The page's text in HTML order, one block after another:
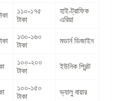
১১০-১৭৫
টাকা
হাই-ট্রাফিক
এরিয়া
১৩০-১৬০
টাকা
মডার্ন ডিজাইন
১০০-২০০
টাকা
ইউনিক প্রিন্ট
১০০-১৫০
টাকা
ভ্যালু বায়ার